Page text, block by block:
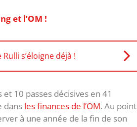
et l’OM !
s’éloigne déjà !
10 passes décisives en 41
dans les finances de l’OM. Au point
à une année de la fin de son